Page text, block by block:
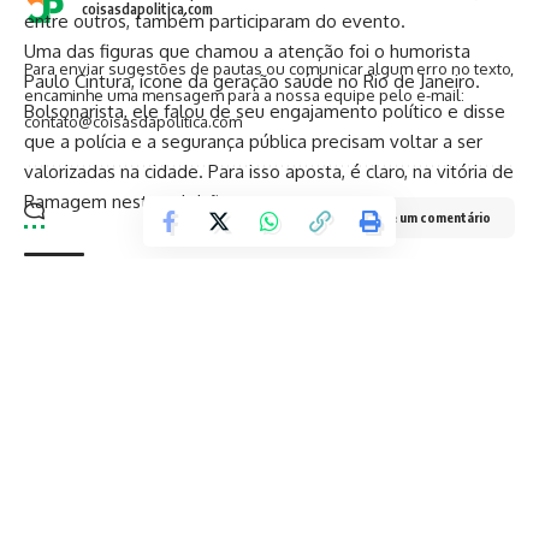
coisasdapolitica.com
Para enviar sugestões de pautas ou comunicar algum erro no texto,
encaminhe uma mensagem para a nossa equipe pelo e-mail:
contato@coisasdapolitica.com
Deixe um comentário
entre outros, também participaram do evento.
Uma das figuras que chamou a atenção foi o humorista
Paulo Cintura, ícone da geração saúde no Rio de Janeiro.
Bolsonarista, ele falou de seu engajamento político e disse
que a polícia e a segurança pública precisam voltar a ser
valorizadas na cidade. Para isso aposta, é claro, na vitória de
Ramagem nestas eleições.